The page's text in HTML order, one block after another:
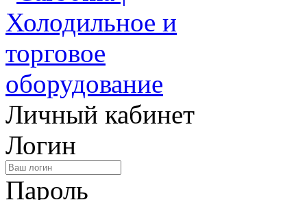
Личный кабинет
Логин
Пароль